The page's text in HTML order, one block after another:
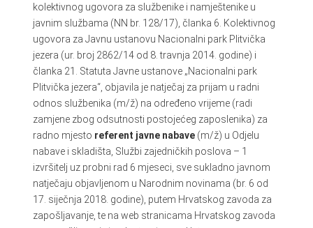
kolektivnog ugovora za službenike i namještenike u
javnim službama (NN br. 128/17), članka 6. Kolektivnog
ugovora za Javnu ustanovu Nacionalni park Plitvička
jezera (ur. broj 2862/14 od 8. travnja 2014. godine) i
članka 21. Statuta Javne ustanove „Nacionalni park
Plitvička jezera“, objavila je natječaj za prijam u radni
odnos službenika (m/ž) na određeno vrijeme (radi
zamjene zbog odsutnosti postojećeg zaposlenika) za
radno mjesto referent javne nabave(m/ž) u Odjelu
nabave i skladišta, Službi zajedničkih poslova – 1
izvršitelj uz probni rad 6 mjeseci, sve sukladno javnom
natječaju objavljenom u Narodnim novinama (br. 6 od
17. siječnja 2018. godine), putem Hrvatskog zavoda za
zapošljavanje, te na web stranicama Hrvatskog zavoda